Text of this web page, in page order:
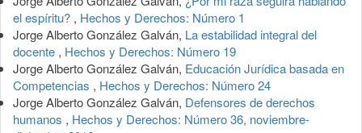
el espíritu? , Hechos y Derechos: Número 1
Jorge Alberto González Galván, La estabilidad integral del
docente , Hechos y Derechos: Número 19
Jorge Alberto González Galván, Educación Jurídica basada en
Competencias , Hechos y Derechos: Número 24
Jorge Alberto González Galván, Defensores de derechos
humanos , Hechos y Derechos: Número 36, noviembre-